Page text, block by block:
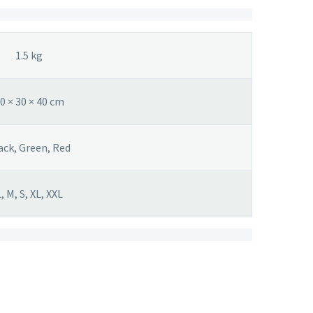
1.5 kg
× 30 × 40 cm
Green, Red
M, S, XL, XXL